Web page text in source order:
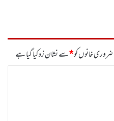
ضروری خانوں کو*سے نشان زد کیا گیا ہے